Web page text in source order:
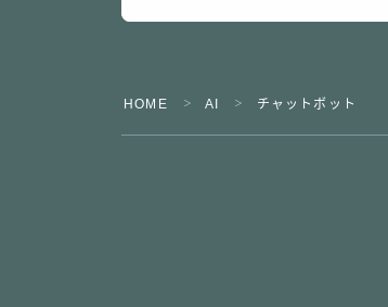
HOME ＞ AI ＞ チャットボット